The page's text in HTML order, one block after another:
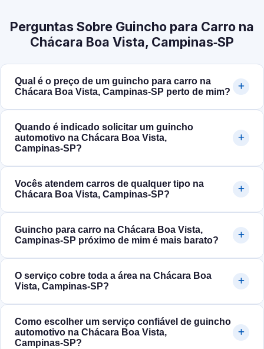
Perguntas Sobre Guincho para Carro na
Chácara Boa Vista, Campinas‑SP
Qual é o preço de um guincho para carro na
Chácara Boa Vista, Campinas‑SP perto de mim?
Quando é indicado solicitar um guincho
automotivo na Chácara Boa Vista,
Campinas‑SP?
Vocês atendem carros de qualquer tipo na
Chácara Boa Vista, Campinas‑SP?
Guincho para carro na Chácara Boa Vista,
Campinas‑SP próximo de mim é mais barato?
O serviço cobre toda a área na Chácara Boa
Vista, Campinas‑SP?
Como escolher um serviço confiável de guincho
automotivo na Chácara Boa Vista,
Campinas‑SP?